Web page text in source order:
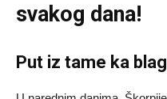
svakog dana!
Put iz tame ka